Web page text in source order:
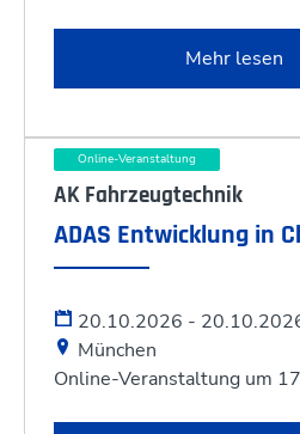
Mehr lesen
Online-Veranstaltung
AK Fahrzeugtechnik
ADAS Entwicklung in
20.10.2026 -
München
Online-Veranstaltung um